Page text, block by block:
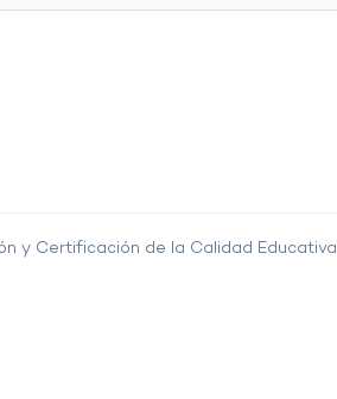
y Certificación de la Calidad Educativa